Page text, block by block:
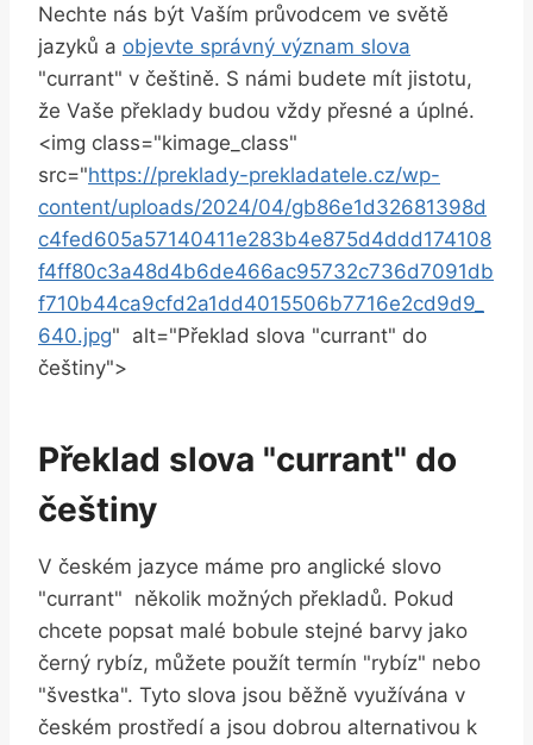
‌Nechte nás být Vaším průvodcem ve světě
jazyků a objevte správný význam slova
"currant" v češtině.⁢ S⁢ námi budete⁢ mít ⁤jistotu,
že Vaše překlady budou vždy přesné a úplné.
<img class="kimage_class"
src="https://preklady-prekladatele.cz/wp-
content/uploads/2024/04/gb86e1d32681398d
c4fed605a57140411e283b4e875d4ddd174108
f4ff80c3a48d4b6de466ac95732c736d7091db
f710b44ca9cfd2a1dd4015506b7716e2cd9d9_
640.jpg" ⁣ alt="Překlad slova⁣ "currant" do⁣
češtiny">
Překlad slova​ "currant" do
⁢češtiny
V českém jazyce máme pro anglické⁢ slovo
"currant" ⁣ několik možných překladů. ⁢Pokud
⁤chcete popsat ‌malé bobule⁣ stejné​ barvy jako
černý​ rybíz,​ můžete použít termín "rybíz" nebo
"švestka".‍ Tyto slova jsou běžně využívána ‌v
‍českém ⁢prostředí a jsou ​dobrou‌ alternativou k‍